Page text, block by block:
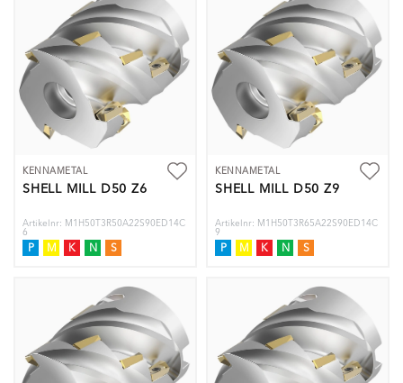
KENNAMETAL
SHELL MILL D50 Z6
Artikelnr: M1H50T3R50A22S90ED14C
6
P M K N S
KENNAMETAL
SHELL MILL D50 Z9
Artikelnr: M1H50T3R65A22S90ED14C
9
P M K N S